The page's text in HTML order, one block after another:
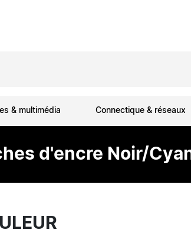
& multimédia Connectique & réseaux
d'encre Noir/